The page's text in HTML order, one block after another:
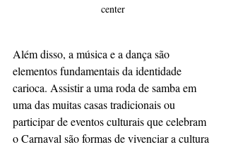
center
Além disso, a música e a dança são
elementos fundamentais da identidade
carioca. Assistir a uma roda de samba em
uma das muitas casas tradicionais ou
participar de eventos culturais que celebram
o Carnaval são formas de vivenciar a cultura